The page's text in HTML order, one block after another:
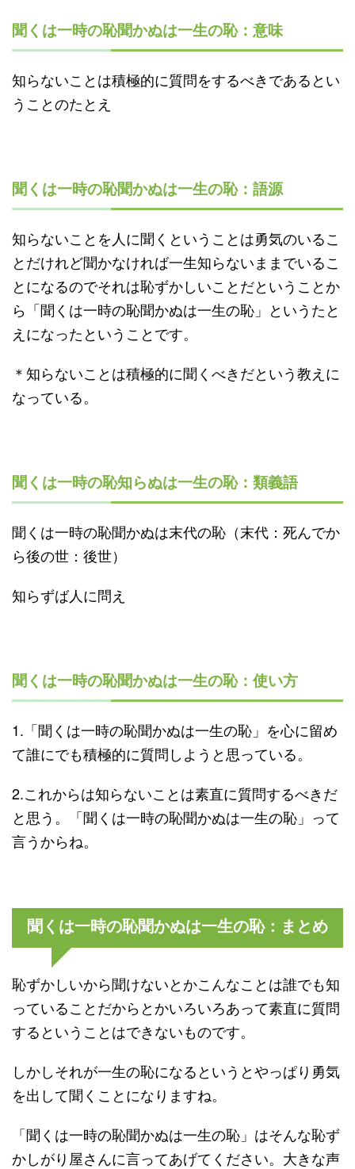
聞くは一時の恥聞かぬは一生の恥：意味
知らないことは積極的に質問をするべきであるとい
うことのたとえ
聞くは一時の恥聞かぬは一生の恥：語源
知らないことを人に聞くということは勇気のいるこ
とだけれど聞かなければ一生知らないままでいるこ
とになるのでそれは恥ずかしいことだということか
ら「聞くは一時の恥聞かぬは一生の恥」というたと
えになったということです。
＊知らないことは積極的に聞くべきだという教えに
なっている。
聞くは一時の恥知らぬは一生の恥：類義語
聞くは一時の恥聞かぬは末代の恥（末代：死んでか
ら後の世：後世）
知らずば人に問え
聞くは一時の恥聞かぬは一生の恥：使い方
1.「聞くは一時の恥聞かぬは一生の恥」を心に留め
て誰にでも積極的に質問しようと思っている。
2.これからは知らないことは素直に質問するべきだ
と思う。「聞くは一時の恥聞かぬは一生の恥」って
言うからね。
聞くは一時の恥聞かぬは一生の恥：まとめ
恥ずかしいから聞けないとかこんなことは誰でも知
っていることだからとかいろいろあって素直に質問
するということはできないものです。
しかしそれが一生の恥になるというとやっぱり勇気
を出して聞くことになりますね。
「聞くは一時の恥聞かぬは一生の恥」はそんな恥ず
かしがり屋さんに言ってあげてください。大きな声